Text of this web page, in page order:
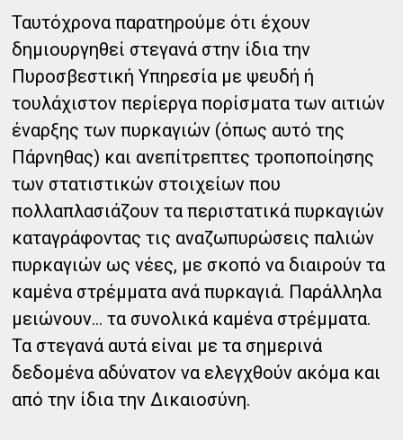
Ταυτόχρονα παρατηρούμε ότι έχουν
δημιουργηθεί στεγανά στην ίδια την
Πυροσβεστική Υπηρεσία με ψευδή ή
τουλάχιστον περίεργα πορίσματα των αιτιών
έναρξης των πυρκαγιών (όπως αυτό της
Πάρνηθας) και ανεπίτρεπτες τροποποίησης
των στατιστικών στοιχείων που
πολλαπλασιάζουν τα περιστατικά πυρκαγιών
καταγράφοντας τις αναζωπυρώσεις παλιών
πυρκαγιών ως νέες, με σκοπό να διαιρούν τα
καμένα στρέμματα ανά πυρκαγιά. Παράλληλα
μειώνουν… τα συνολικά καμένα στρέμματα.
Τα στεγανά αυτά είναι με τα σημερινά
δεδομένα αδύνατον να ελεγχθούν ακόμα και
από την ίδια την Δικαιοσύνη.